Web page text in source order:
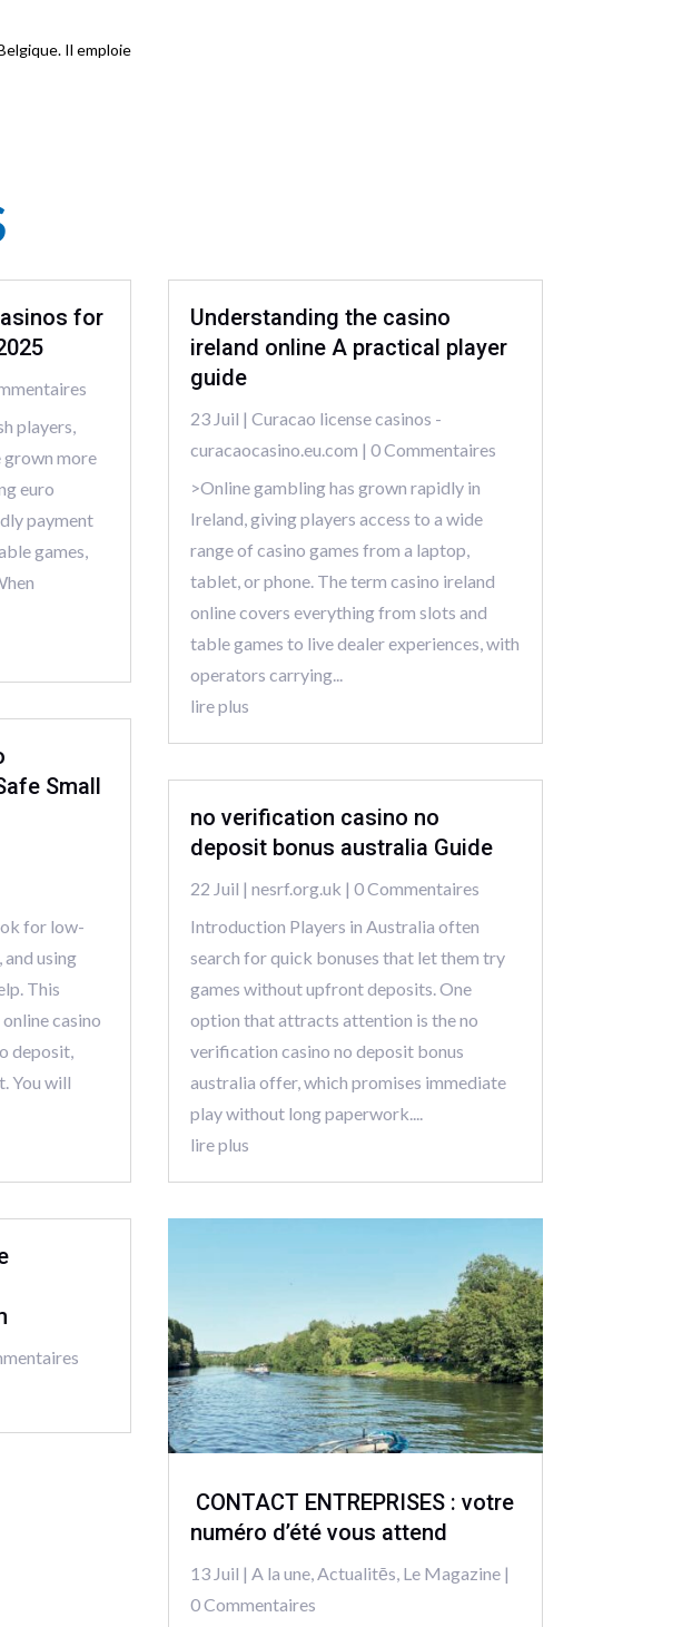
Il emploie
for
players,
grown more
euro
payment
games,
Small
for low-
using
This
casino
deposit,
You will
Understanding the casino
ireland online A practical player
guide
23 Juil | Curacao license casinos -
curacaocasino.eu.com | 0 Commentaires
>Online gambling has grown rapidly in
Ireland, giving players access to a wide
range of casino games from a laptop,
tablet, or phone. The term casino ireland
online covers everything from slots and
table games to live dealer experiences, with
operators carrying...
lire plus
no verification casino no
deposit bonus australia Guide
22 Juil | nesrf.org.uk | 0 Commentaires
Introduction Players in Australia often
search for quick bonuses that let them try
games without upfront deposits. One
option that attracts attention is the no
verification casino no deposit bonus
australia offer, which promises immediate
play without long paperwork....
lire plus
CONTACT ENTREPRISES : votre
numéro d’été vous attend
13 Juil | A la une, Actualitēs Le Magazine|
0 Commentaires